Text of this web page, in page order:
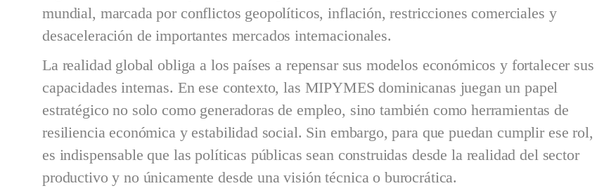
mundial, marcada por conflictos geopolíticos, inflación, restricciones comerciales y
desaceleración de importantes mercados internacionales.
La realidad global obliga a los países a repensar sus modelos económicos y fortalecer sus
capacidades internas. En ese contexto, las MIPYMES dominicanas juegan un papel
estratégico no solo como generadoras de empleo, sino también como herramientas de
resiliencia económica y estabilidad social. Sin embargo, para que puedan cumplir ese rol,
es indispensable que las políticas públicas sean construidas desde la realidad del sector
productivo y no únicamente desde una visión técnica o burocrática.